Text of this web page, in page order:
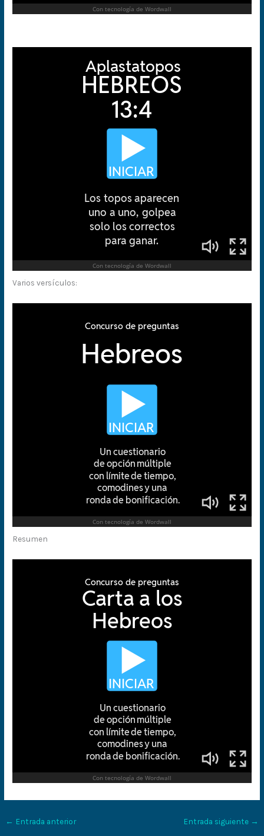
Varios versículos:
Resumen
← Entrada anterior Entrada siguiente →